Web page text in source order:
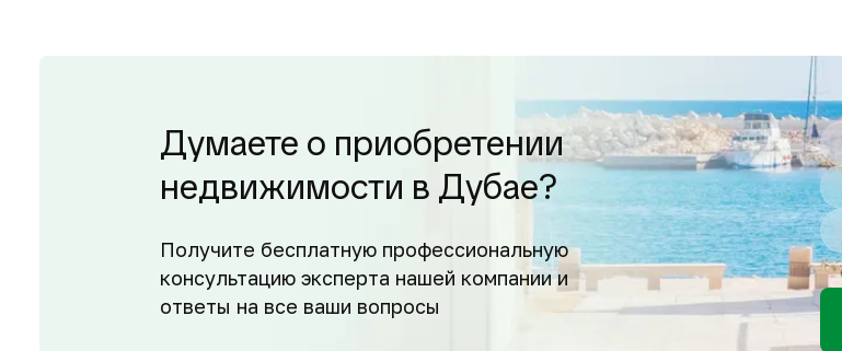
Думаете о приобретении
недвижимости в Дубае?
Получите бесплатную профессиональную
консультацию эксперта нашей компании и
ответы на все ваши вопросы